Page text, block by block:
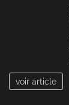
voir article